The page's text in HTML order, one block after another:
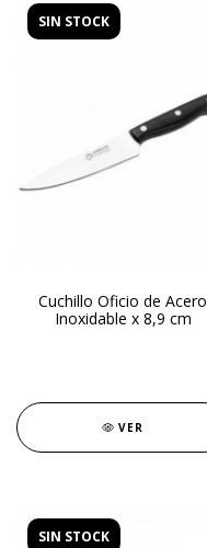
SIN STOCK
Cuchillo Oficio de Acero
Inoxidable x 8,9 cm
VER
SIN STOCK